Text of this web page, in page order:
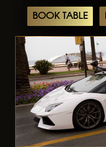
BOOK TABLE